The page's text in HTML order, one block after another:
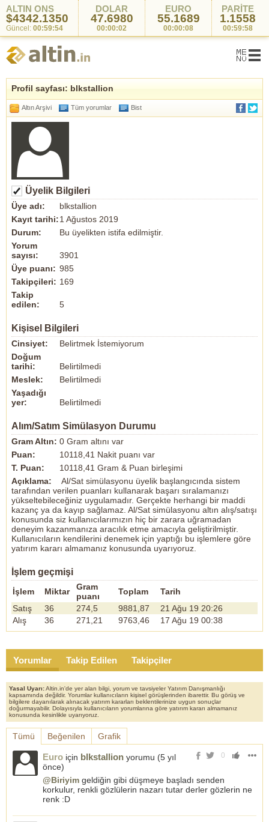
ALTIN ONS
$4342.1350
Güncel: 00:59:54
DOLAR
47.6980
00:00:02
EURO
55.1689
00:00:08
PARİTE
1.1558
00:59:58
Profil sayfası: blkstallion
Altın Arşivi Tüm yorumlar Bist
Üyelik Bilgileri
Üye adı:
blkstallion
Kayıt tarihi:1 Ağustos 2019
Durum:
Bu üyelikten istifa edilmiştir.
Yorum
sayısı:
3901
Üye puanı: 985
Takipçileri: 169
Takip
edilen:
5
Kişisel Bilgileri
Cinsiyet:
Belirtmek İstemiyorum
Doğum
tarihi:
Belirtilmedi
Meslek:
Belirtilmedi
Yaşadığı
yer:
Belirtilmedi
Alım/Satım Simülasyon Durumu
Gram Altın: 0 Gram altını var
Puan:
10118,41 Nakit puanı var
T. Puan:
10118,41 Gram & Puan birleşimi
Açıklama:
Al/Sat simülasyonu üyelik başlangıcında sistem
tarafından verilen puanları kullanarak başarı sıralamanızı
yükseltebileceğiniz uygulamadır. Gerçekte herhangi bir maddi
kazanç ya da kayıp sağlamaz. Al/Sat simülasyonu altın alış/satışı
konusunda siz kullanıcılarımızın hiç bir zarara uğramadan
deneyim kazanmanıza aracılık etme amacıyla geliştirilmiştir.
Kullanıcıların kendilerini denemek için yaptığı bu işlemlere göre
yatırım kararı almamanız konusunda uyarıyoruz.
İşlem geçmişi
İşlem Miktar
Gram
puanı
Toplam
Tarih
Satış
36 274,5 9881,87
21 Ağu 19 20:26
Alış
36 271,21 9763,46 17 Ağu 19 00:38
Yorumlar Takip Edilen Takipçiler
Yasal Uyarı:Altin.in'de yer alan bilgi, yorum ve tavsiyeler Yatırım Danışmanlığı
kapsamında değildir. Yorumlar kullanıcıların kişisel görüşlerinden ibarettir. Bu görüş ve
bilgilere dayanılarak alınacak yatırım kararları beklentilerinize uygun sonuçlar
doğurmayabilir. Dolayısıyla kullanıcıların yorumlarına göre yatırım kararı almamanız
konusunda kesinlikle uyarıyoruz.
Tümü Beğenilen Grafik
0
Euro için blkstallion yorumu (5 yıl
önce)
@Biriyim geldiğin gibi düşmeye başladı senden
korkulur, renkli gözlülerin nazarı tutar derler gözlerin ne
renk :D